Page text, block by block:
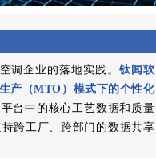
调企业的落地实践。钛闻软
产（MTO）模式下的个性化
台中的核心工艺数据和质量
跨工厂、跨部门的数据共享